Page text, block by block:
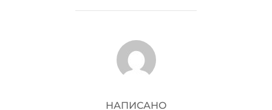
АВТОР ЗАПИСИ
НАПИСАНО